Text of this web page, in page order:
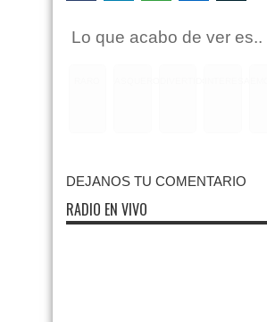
Lo que acabo de ver es..
DEJANOS TU COMENTARIO
RADIO EN VIVO